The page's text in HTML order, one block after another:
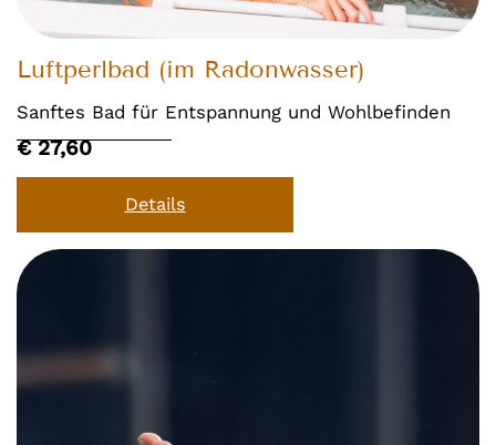
Luftperlbad (im Radonwasser)
Sanftes Bad für Entspannung und Wohlbefinden
€ 27,60
Details